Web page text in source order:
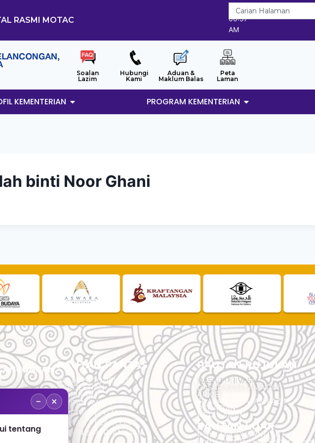
RASMI MOTAC
8/8/2026
06:57
AM
Soalan
Lazim
Hubungi
Kami
Aduan &
Maklum Balas
Peta
Laman
KEMENTERIAN PROGRAM KEMENTERIAN
binti Noor Ghani
Presint 5,
PAUTAN PANTAS
APLIKASI TOURLIST
PEROLEHAN
SEMAKAN
PAUTAN AWAM
PAUTAN SWASTA
PAUTAN PELANCONG
ADUAN & PERTANYAAN
PAUTAN RUJUKAN
DASAR PRIVASI
DASAR KESELAMATAN
ARKIB
SOALAN - SOALAN LAZIM
PENAFIAN
PETA LAMAN
PAUTAN LUAR
Portal MyGOVERNMENT
− ×
tentang